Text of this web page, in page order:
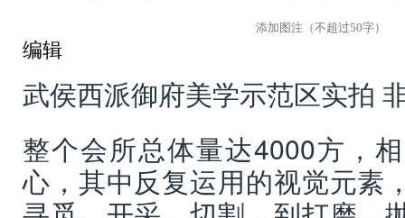
编辑
武侯西派御府美学示范区实拍
整个会所总体量达4000方，
心，其中反复运用的视觉元素